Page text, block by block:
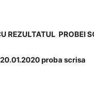
REZULTATUL PROBEI
20.01.2020 proba scrisa